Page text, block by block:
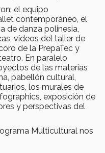
el equipo
contemporáneo, el
de danza polinesia,
vídeos del taller de
de la PrepaTec y
En paralelo
de las materias
pabellón cultural,
los murales de
exposición de
y perspectivas del
Multicultural nos